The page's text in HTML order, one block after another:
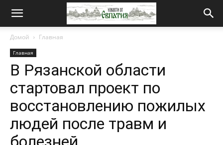
Новости
Домой Главная
Главная
В Рязанской области
стартовал проект по
восстановлению пожилых
людей после травм и